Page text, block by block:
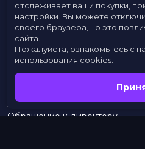
Расписание
Скоро в кино
Заведения
Обращение к директору
отслеживает ваши покупки,
настройки. Вы можете
своего браузера, но это
сайта.
Пожалуйста, ознакомьтесь с
использования cookies